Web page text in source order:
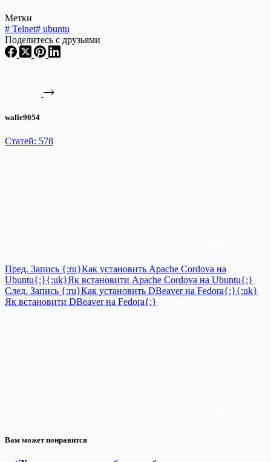
Метки
# Telnet# ubuntu
Поделитесь с друзьями
walle9054
Статей: 578
Пред. Запись {:ru}Как установить Apache Cordova на
Ubuntu{:}{:uk}Як встановити Apache Cordova на Ubuntu{:}
След. Запись {:ru}Как установить DBeaver на Fedora{:}{:uk}
Як встановити DBeaver на Fedora{:}
Вам может понравится